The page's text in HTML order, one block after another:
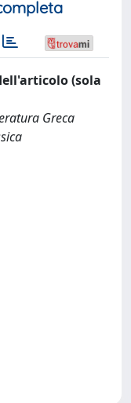
(sola
Greca